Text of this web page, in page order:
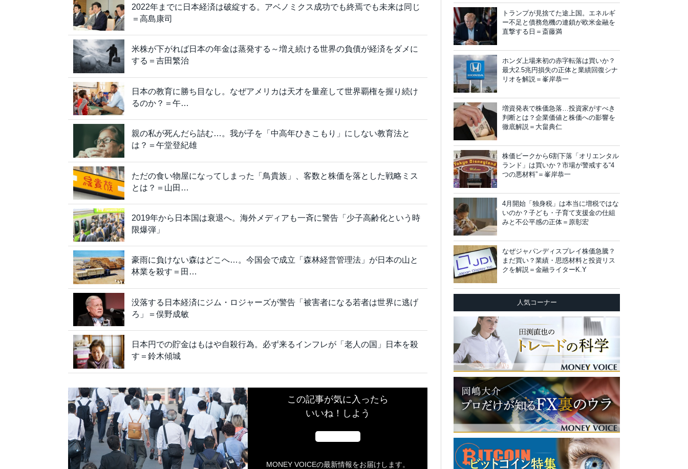
2022年までに日本経済は破綻する。アベノミクス成功でも終焉でも未来は同じ
＝高島康司
米株が下がれば日本の年金は蒸発する～増え続ける世界の負債が経済をダメに
する＝吉田繁治
日本の教育に勝ち目なし。なぜアメリカは天才を量産して世界覇権を握り続け
るのか？＝午…
親の私が死んだら詰む…。我が子を「中高年ひきこもり」にしない教育法と
は？＝午堂登紀雄
ただの食い物屋になってしまった「鳥貴族」、客数と株価を落とした戦略ミス
とは？＝山田…
2019年から日本国は衰退へ。海外メディアも一斉に警告「少子高齢化という時
限爆弾」
豪雨に負けない森はどこへ…。今国会で成立「森林経営管理法」が日本の山と
林業を殺す＝田…
没落する日本経済にジム・ロジャーズが警告「被害者になる若者は世界に逃げ
ろ」＝俣野成敏
日本円での貯金はもはや自殺行為。必ず来るインフレが「老人の国」日本を殺
す＝鈴木傾城
この記事が気に入ったら
いいね！しよう
MONEY VOICEの最新情報をお届けします。
トランプが見捨てた途上国。エネルギ
ー不足と債務危機の連鎖が欧米金融を
直撃する日＝斎藤満
ホンダ上場来初の赤字転落は買いか？
最大2.5兆円損失の正体と業績回復シナ
リオを解説＝峯岸恭一
増資発表で株価急落…投資家がすべき
判断とは？企業価値と株価への影響を
徹底解説＝大畠典仁
株価ピークから6割下落「オリエンタル
ランド」は買いか？市場が警戒する“4
つの悪材料”＝峯岸恭一
4月開始「独身税」は本当に増税ではな
いのか？子ども・子育て支援金の仕組
みと不公平感の正体＝原彰宏
なぜジャパンディスプレイ株価急騰？
まだ買い？業績・思惑材料と投資リス
クを解説＝金融ライターK.Y
人気コーナー